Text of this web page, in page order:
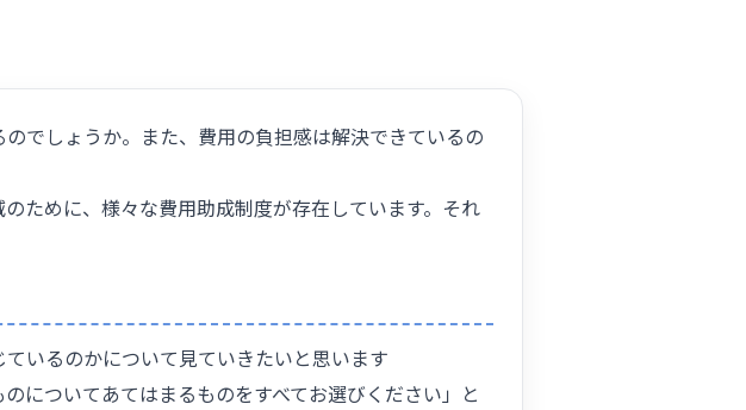
でしょうか。また、費用の負担感は解決できているの
ために、様々な費用助成制度が存在しています。それ
いるのかについて見ていきたいと思います
についてあてはまるものをすべてお選びください」と